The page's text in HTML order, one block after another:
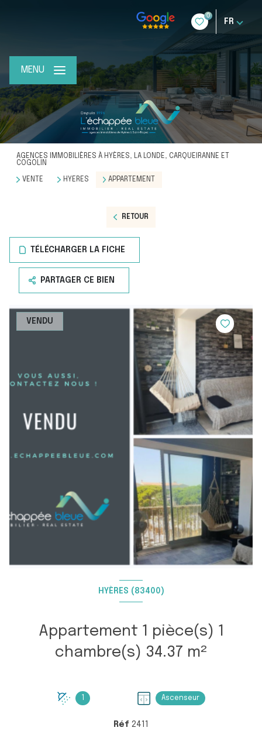
0
FR
MENU
AGENCES IMMOBILIÈRES À HYÈRES, LA LONDE, CARQUEIRANNE ET
COGOLIN
VENTE HYERES APPARTEMENT
RETOUR
TÉLÉCHARGER LA FICHE
PARTAGER CE BIEN
VENDU
HYÈRES (83400)
Appartement 1 pièce(s) 1
chambre(s) 34.37 m²
Ascenseur
Réf 2411